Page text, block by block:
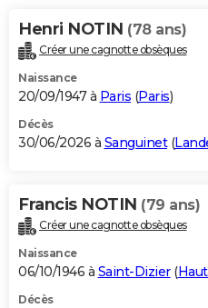
Alimentation
Guide de la santé
Maladies
Médicaments
Sommeil
VOYAGE
Destinations
City break
Voyage nature
Voyage de noces
Forum
Climat
+PHOTO
GUIDES D'ACHAT
BONS PLANS
Carte de Noël
Carte Bonne année
Carte Saint-Valentin
Carte Pâques
Carte d'anniversaire
DICTIONNAIRE
Dictionnaire
Biographies
Citations
Expressions
Proverbes
PROGRAMME TV
Henri NOTIN (78 ans)
Créer une cagnotte obsèques
Naissance
20/09/1947 à Paris (Paris)
Décès
30/06/2026 à Sanguinet(
Francis NOTIN (79 ans)
Créer une cagnotte obsèques
Naissance
06/10/1946 à Saint-Dizier(
Décès